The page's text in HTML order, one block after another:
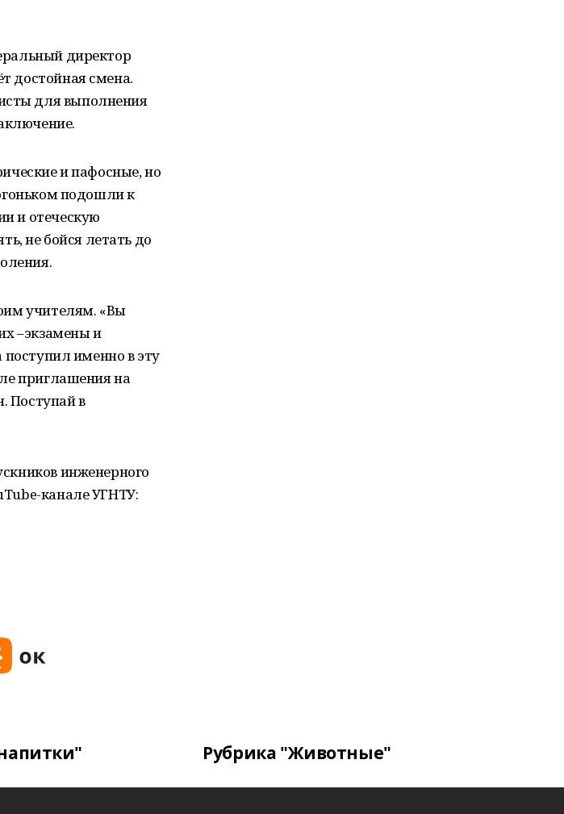
директор
достойная смена.
для выполнения
и пафосные, но
подошли к
и отеческую
не бойся летать до
учителям. «Вы
–экзамены и
поступил именно в эту
приглашения на
Поступай в
инженерного
канале УГНТУ:
Рубрика "Животные"